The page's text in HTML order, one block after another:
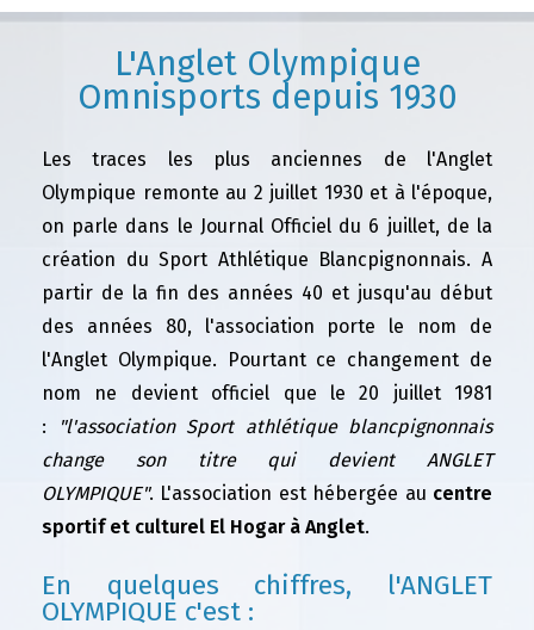
L'Anglet Olympique
Omnisports depuis 1930
Les traces les plus anciennes de l'Anglet
Olympique remonte au 2 juillet 1930 et à l'époque,
on parle dans le Journal Officiel du 6 juillet, de la
création du Sport Athlétique Blancpignonnais. A
partir de la fin des années 40 et jusqu'au début
des années 80, l'association porte le nom de
l'Anglet Olympique. Pourtant ce changement de
nom ne devient officiel que le 20 juillet 1981
:
"l'association Sport athlétique blancpignonnais
change son titre qui devient ANGLET
OLYMPIQUE". L'association est hébergée au centre
sportif et culturel El Hogar à Anglet.
En quelques chiffres, l'ANGLET
OLYMPIQUE c'est :